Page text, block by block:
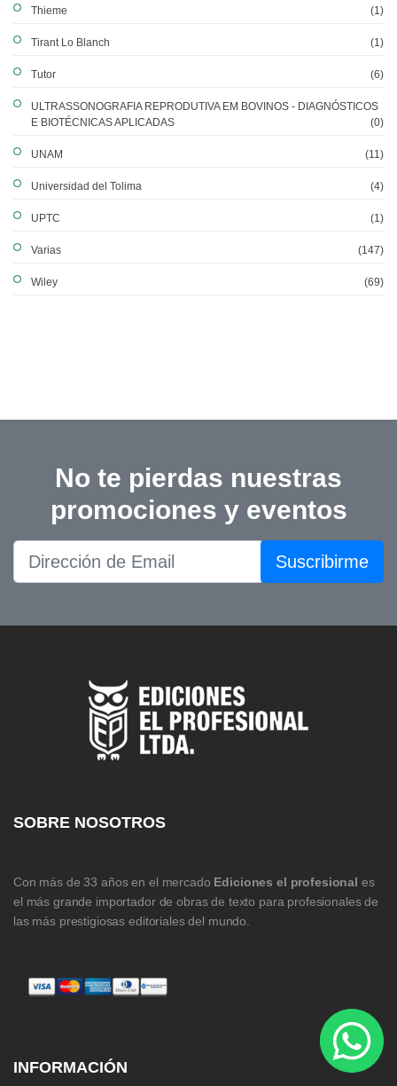
Thieme (1)
Tirant Lo Blanch (1)
Tutor (6)
ULTRASSONOGRAFIA REPRODUTIVA EM BOVINOS - DIAGNÓSTICOS
E BIOTÉCNICAS APLICADAS
(0)
UNAM (11)
Universidad del Tolima (4)
UPTC (1)
Varias (147)
Wiley (69)
No te pierdas nuestras
promociones y eventos
Suscribirme
SOBRE NOSOTROS
Con más de 33 años en el mercado Ediciones el profesional es
el más grande importador de obras de texto para profesionales de
las más prestigiosas editoriales del mundo.
INFORMACIÓN